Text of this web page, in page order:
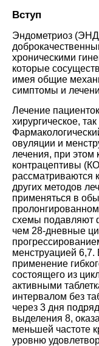
Вступ
Эндометриоз
хроническими
которые
имея общие
симптомы и
Лечение
хирургическое,
овуляции и
лечения, при
контрацептивы
рассматриваются
других методов
применяться в
схемы подавляют
чем 28-дневные
менструацией 6,7.
применение
состоящего из
активными
интервалом без
через 3 дня
выделения 8,
меньшей частоте
уровню